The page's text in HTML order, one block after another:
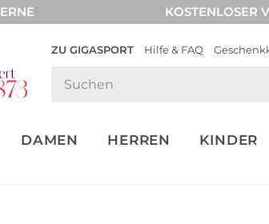
KOSTENLOSER
ZU GIGASPORT Hilfe & FAQ
DAMEN HERREN KINDER